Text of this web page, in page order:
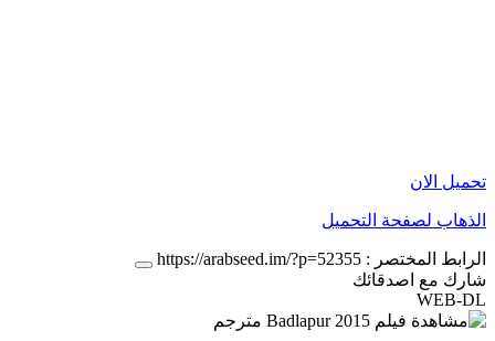
تحميل الان
الذهاب لصفحة التحميل
الرابط المختصر : https://arabseed.im/?p=52355
شارك مع اصدقائك
WEB-DL